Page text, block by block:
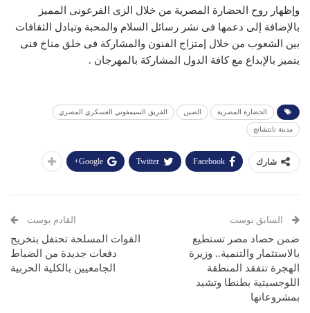
وإظهار روح الحضارة المصرية من خلال الزى الفرعونى المميز
بالإضافة إلى دعمها فى نشر رسائل السلام والمحبة وتبادل الثقافات
بين الشعوب من خلال إمتزاج الفنون والمشاركة فى خلق مناخ فنى
يتميز بالإبداع مع كافة الدول المشاركة بالمهرجان .
الحضارة المصرية الصين الفريق السيمفوني العسكري المصري
مدينة نانتشانج
شارك Facebook
Twitter
Google+
السابق بوست
ضمن حصاد مصر تستطيع
بالاستثمار والتنمية.. وزيرة
الهجرة تتفقد المنطقة
اللوجسيتية بطنطا وتشيد
بمشروعاتها
القادم بوست
القوات المسلحة تحتفل بتخريج
دفعات جديدة من الضباط
الجامعيين بالكلية الحربية